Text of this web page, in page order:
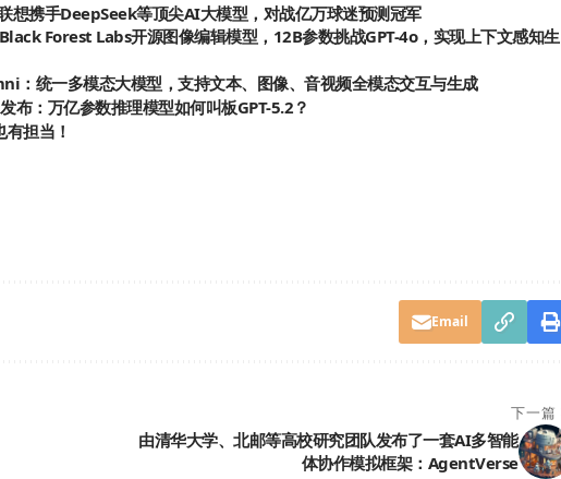
想携手DeepSeek等顶尖AI大模型，对战亿万球迷预测冠军
Forest Labs开源图像编辑模型，12B参数挑战GPT-4o，实现上下文感知生
：统一多模态大模型，支持文本、图像、音视频全模态交互与生成
：万亿参数推理模型如何叫板GPT-5.2？
担当！
Email
下一篇
由清华大学、北邮等高校研究团队发布了一套AI多智能
体协作模拟框架：AgentVerse